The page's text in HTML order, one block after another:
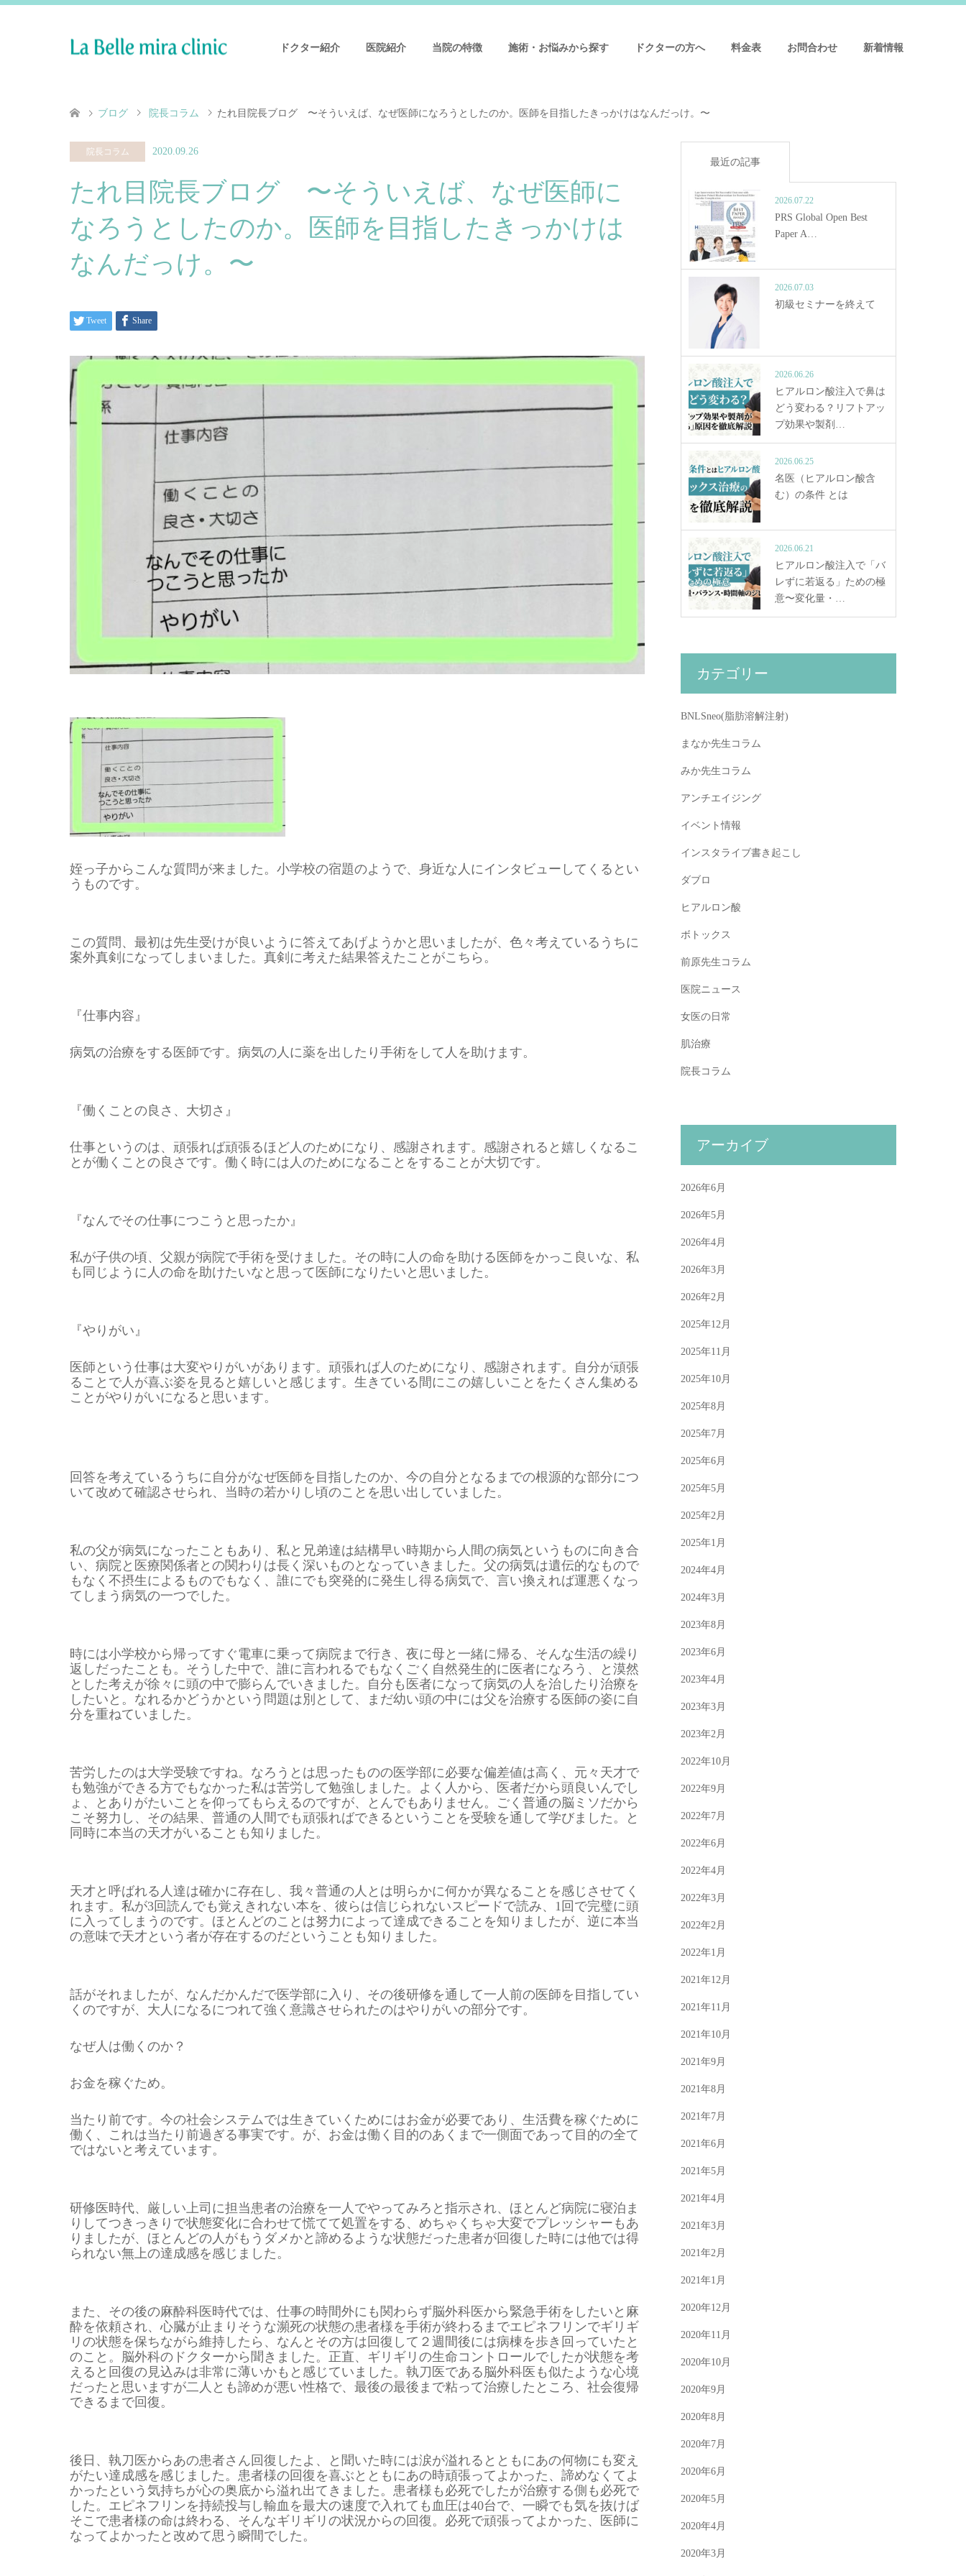
ドクター紹介 医院紹介 当院の特徴 施術・お悩みから探す ドクターの方へ 料金表 お問合わせ 新着情報
ブログ 院長コラム たれ目院長ブログ 〜そういえば、なぜ医師になろうとしたのか。医師を目指したきっかけはなんだっけ。〜
院長コラム 2020.09.26
たれ目院長ブログ 〜そういえば、なぜ医師に
なろうとしたのか。医師を目指したきっかけは
なんだっけ。〜
Tweet Share
姪っ子からこんな質問が来ました。小学校の宿題のようで、身近な人にインタビューしてくるとい
うものです。
この質問、最初は先生受けが良いように答えてあげようかと思いましたが、色々考えているうちに
案外真剣になってしまいました。真剣に考えた結果答えたことがこちら。
『仕事内容』
病気の治療をする医師です。病気の人に薬を出したり手術をして人を助けます。
『働くことの良さ、大切さ』
仕事というのは、頑張れば頑張るほど人のためになり、感謝されます。感謝されると嬉しくなるこ
とが働くことの良さです。働く時には人のためになることをすることが大切です。
『なんでその仕事につこうと思ったか』
私が子供の頃、父親が病院で手術を受けました。その時に人の命を助ける医師をかっこ良いな、私
も同じように人の命を助けたいなと思って医師になりたいと思いました。
『やりがい』
医師という仕事は大変やりがいがあります。頑張れば人のためになり、感謝されます。自分が頑張
ることで人が喜ぶ姿を見ると嬉しいと感じます。生きている間にこの嬉しいことをたくさん集める
ことがやりがいになると思います。
回答を考えているうちに自分がなぜ医師を目指したのか、今の自分となるまでの根源的な部分につ
いて改めて確認させられ、当時の若かりし頃のことを思い出していました。
私の父が病気になったこともあり、私と兄弟達は結構早い時期から人間の病気というものに向き合
い、病院と医療関係者との関わりは長く深いものとなっていきました。父の病気は遺伝的なもので
もなく不摂生によるものでもなく、誰にでも突発的に発生し得る病気で、言い換えれば運悪くなっ
てしまう病気の一つでした。
時には小学校から帰ってすぐ電車に乗って病院まで行き、夜に母と一緒に帰る、そんな生活の繰り
返しだったことも。そうした中で、誰に言われるでもなくごく自然発生的に医者になろう、と漠然
とした考えが徐々に頭の中で膨らんでいきました。自分も医者になって病気の人を治したり治療を
したいと。なれるかどうかという問題は別として、まだ幼い頭の中には父を治療する医師の姿に自
分を重ねていました。
苦労したのは大学受験ですね。なろうとは思ったものの医学部に必要な偏差値は高く、元々天才で
も勉強ができる方でもなかった私は苦労して勉強しました。よく人から、医者だから頭良いんでし
ょ、とありがたいことを仰ってもらえるのですが、とんでもありません。ごく普通の脳ミソだから
こそ努力し、その結果、普通の人間でも頑張ればできるということを受験を通して学びました。と
同時に本当の天才がいることも知りました。
天才と呼ばれる人達は確かに存在し、我々普通の人とは明らかに何かが異なることを感じさせてく
れます。私が3回読んでも覚えきれない本を、彼らは信じられないスピードで読み、1回で完璧に頭
に入ってしまうのです。ほとんどのことは努力によって達成できることを知りましたが、逆に本当
の意味で天才という者が存在するのだということも知りました。
話がそれましたが、なんだかんだで医学部に入り、その後研修を通して一人前の医師を目指してい
くのですが、大人になるにつれて強く意識させられたのはやりがいの部分です。
なぜ人は働くのか？
お金を稼ぐため。
当たり前です。今の社会システムでは生きていくためにはお金が必要であり、生活費を稼ぐために
働く、これは当たり前過ぎる事実です。が、お金は働く目的のあくまで一側面であって目的の全て
ではないと考えています。
研修医時代、厳しい上司に担当患者の治療を一人でやってみろと指示され、ほとんど病院に寝泊ま
りしてつきっきりで状態変化に合わせて慌てて処置をする、めちゃくちゃ大変でプレッシャーもあ
りましたが、ほとんどの人がもうダメかと諦めるような状態だった患者が回復した時には他では得
られない無上の達成感を感じました。
また、その後の麻酔科医時代では、仕事の時間外にも関わらず脳外科医から緊急手術をしたいと麻
酔を依頼され、心臓が止まりそうな瀕死の状態の患者様を手術が終わるまでエピネフリンでギリギ
リの状態を保ちながら維持したら、なんとその方は回復して２週間後には病棟を歩き回っていたと
のこと。脳外科のドクターから聞きました。正直、ギリギリの生命コントロールでしたが状態を考
えると回復の見込みは非常に薄いかもと感じていました。執刀医である脳外科医も似たような心境
だったと思いますが二人とも諦めが悪い性格で、最後の最後まで粘って治療したところ、社会復帰
できるまで回復。
後日、執刀医からあの患者さん回復したよ、と聞いた時には涙が溢れるとともにあの何物にも変え
がたい達成感を感じました。患者様の回復を喜ぶとともにあの時頑張ってよかった、諦めなくてよ
かったという気持ちが心の奥底から溢れ出てきました。患者様も必死でしたが治療する側も必死で
した。エピネフリンを持続投与し輸血を最大の速度で入れても血圧は40台で、一瞬でも気を抜けば
そこで患者様の命は終わる、そんなギリギリの状況からの回復。必死で頑張ってよかった、医師に
なってよかったと改めて思う瞬間でした。
最近の記事
2026.07.22
PRS Global Open Best
Paper A…
2026.07.03
初級セミナーを終えて
2026.06.26
ヒアルロン酸注入で鼻は
どう変わる？リフトアッ
プ効果や製剤…
2026.06.25
名医（ヒアルロン酸含
む）の条件 とは
2026.06.21
ヒアルロン酸注入で「バ
レずに若返る」ための極
意〜変化量・…
カテゴリー
BNLSneo(脂肪溶解注射)
まなか先生コラム
みか先生コラム
アンチエイジング
イベント情報
インスタライブ書き起こし
ダブロ
ヒアルロン酸
ボトックス
前原先生コラム
医院ニュース
女医の日常
肌治療
院長コラム
アーカイブ
2026年6月
2026年5月
2026年4月
2026年3月
2026年2月
2025年12月
2025年11月
2025年10月
2025年8月
2025年7月
2025年6月
2025年5月
2025年2月
2025年1月
2024年4月
2024年3月
2023年8月
2023年6月
2023年4月
2023年3月
2023年2月
2022年10月
2022年9月
2022年7月
2022年6月
2022年4月
2022年3月
2022年2月
2022年1月
2021年12月
2021年11月
2021年10月
2021年9月
2021年8月
2021年7月
2021年6月
2021年5月
2021年4月
2021年3月
2021年2月
2021年1月
2020年12月
2020年11月
2020年10月
2020年9月
2020年8月
2020年7月
2020年6月
2020年5月
2020年4月
2020年3月